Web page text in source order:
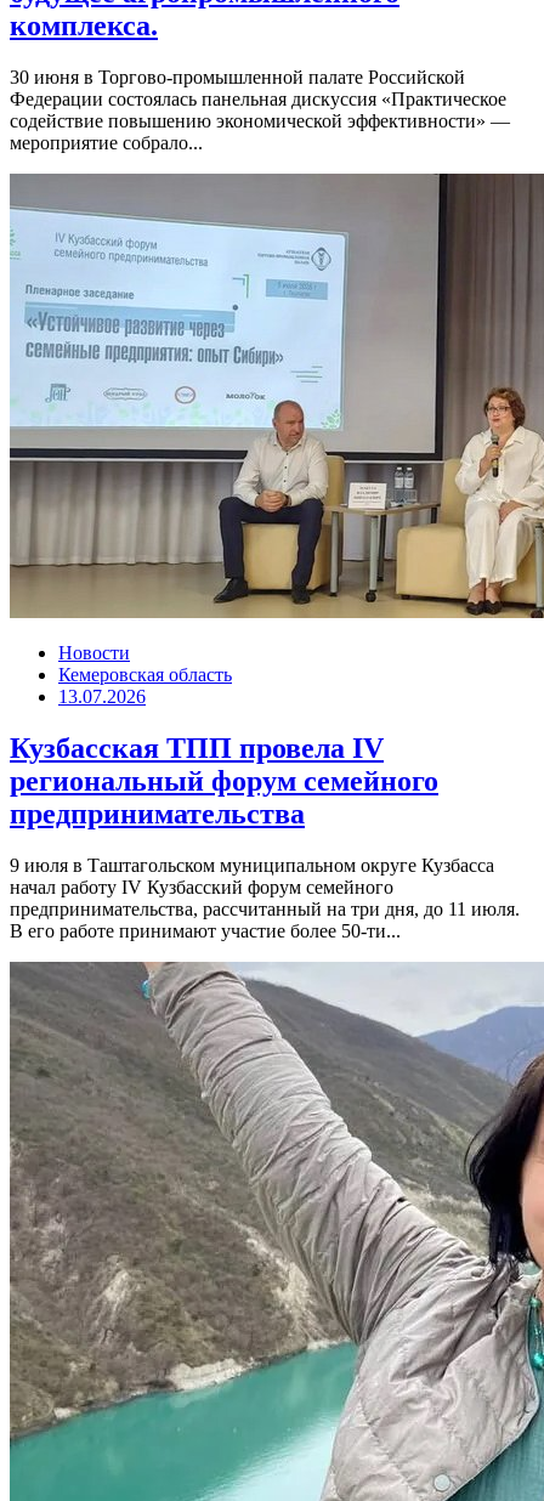
комплекса.
30 июня в Торгово-промышленной палате Российской
Федерации состоялась панельная дискуссия «Практическое
содействие повышению экономической эффективности» —
мероприятие собрало...
Новости
Кемеровская область
13.07.2026
Кузбасская ТПП провела IV
региональный форум семейного
предпринимательства
9 июля в Таштагольском муниципальном округе Кузбасса
начал работу IV Кузбасский форум семейного
предпринимательства, рассчитанный на три дня, до 11 июля.
В его работе принимают участие более 50-ти...